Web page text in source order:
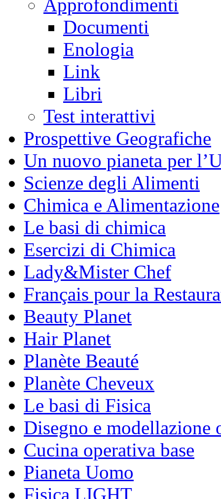
Approfondimenti
Documenti
Enologia
Link
Libri
Test interattivi
Prospettive Geografiche
Un nuovo pianeta per
Scienze degli Alimenti
Chimica e Alimentazione
Le basi di chimica
Esercizi di Chimica
Lady&Mister Chef
Français pour la
Beauty Planet
Hair Planet
Planète Beauté
Planète Cheveux
Le basi di Fisica
Disegno e modellazione
Cucina operativa base
Pianeta Uomo
Fisica LIGHT